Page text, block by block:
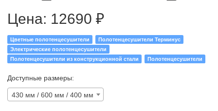
Цена: 12690 ₽
Цветные полотенцесушители
Полотенцесушители Терминус
Электрические полотенцесушители
Полотенцесушители из конструкционной стали
Полотенцесушители
Доступные размеры:
430 мм / 600 мм / 400 мм